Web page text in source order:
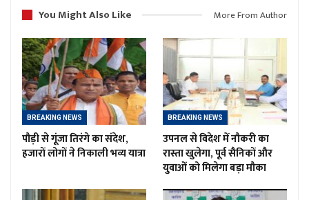
You Might Also Like
More From Author
BREAKING NEWS
पौड़ी से गूंजा तिरंगे का संदेश,
हजारों लोगों ने निकाली भव्य यात्रा
BREAKING NEWS
उपनल से विदेश में नौकरी का
रास्ता खुलेगा, पूर्व सैनिकों और
युवाओं को मिलेगा बड़ा मौका